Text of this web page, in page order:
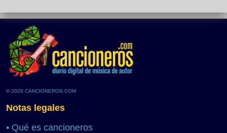
© 2026 CANCIONEROS.COM
Notas legales
• Qué es cancioneros